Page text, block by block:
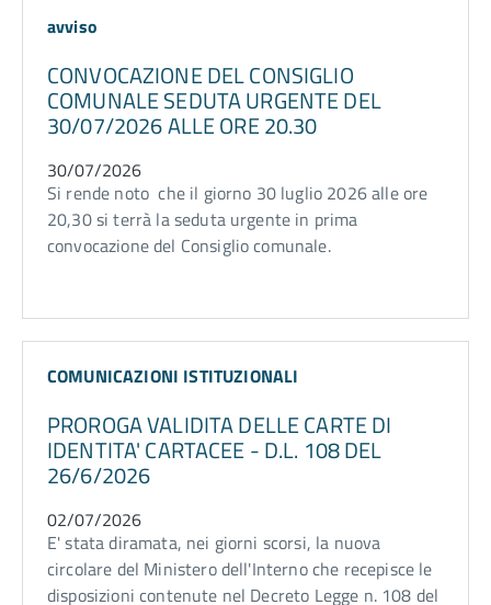
avviso
CONVOCAZIONE DEL CONSIGLIO
COMUNALE SEDUTA URGENTE DEL
30/07/2026 ALLE ORE 20.30
30/07/2026
Si rende noto che il giorno 30 luglio 2026 alle ore
20,30 si terrà la seduta urgente in prima
convocazione del Consiglio comunale.
COMUNICAZIONI ISTITUZIONALI
PROROGA VALIDITA DELLE CARTE DI
IDENTITA' CARTACEE - D.L. 108 DEL
26/6/2026
02/07/2026
E' stata diramata, nei giorni scorsi, la nuova
circolare del Ministero dell'Interno che recepisce le
disposizioni contenute nel Decreto Legge n. 108 del